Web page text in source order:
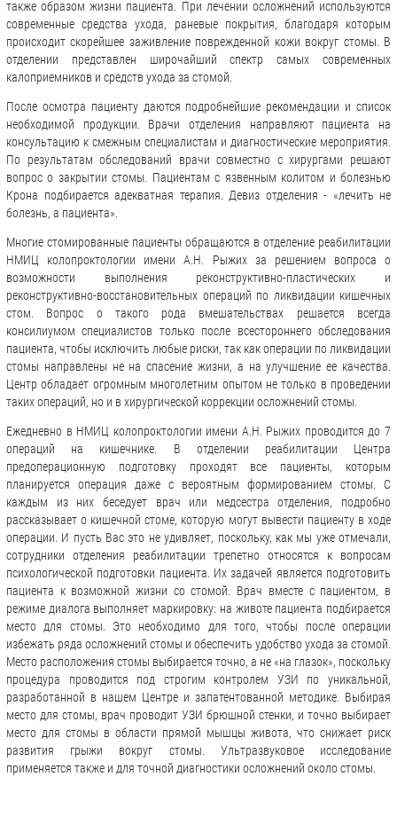
также образом жизни пациента. При лечении осложнений используются
современные средства ухода, раневые покрытия, благодаря которым
происходит скорейшее заживление поврежденной кожи вокруг стомы. В
отделении представлен широчайший спектр самых современных
калоприемников и средств ухода за стомой.
После осмотра пациенту даются подробнейшие рекомендации и список
необходимой продукции. Врачи отделения направляют пациента на
консультацию к смежным специалистам и диагностические мероприятия.
По результатам обследований врачи совместно с хирургами решают
вопрос о закрытии стомы. Пациентам с язвенным колитом и болезнью
Крона подбирается адекватная терапия. Девиз отделения - «лечить не
болезнь, а пациента».
Многие стомированные пациенты обращаются в отделение реабилитации
НМИЦ колопроктологии имени А.Н. Рыжих за решением вопроса о
возможности выполнения реконструктивно-пластических и
реконструктивно-восстановительных операций по ликвидации кишечных
стом. Вопрос о такого рода вмешательствах решается всегда
консилиумом специалистов только после всестороннего обследования
пациента, чтобы исключить любые риски, так как операции по ликвидации
стомы направлены не на спасение жизни, а на улучшение ее качества.
Центр обладает огромным многолетним опытом не только в проведении
таких операций, но и в хирургической коррекции осложнений стомы.
Ежедневно в НМИЦ колопроктологии имени А.Н. Рыжих проводится до 7
операций на кишечнике. В отделении реабилитации Центра
предоперационную подготовку проходят все пациенты, которым
планируется операция даже с вероятным формированием стомы. С
каждым из них беседует врач или медсестра отделения, подробно
рассказывает о кишечной стоме, которую могут вывести пациенту в ходе
операции. И пусть Вас это не удивляет, поскольку, как мы уже отмечали,
сотрудники отделения реабилитации трепетно относятся к вопросам
психологической подготовки пациента. Их задачей является подготовить
пациента к возможной жизни со стомой. Врач вместе с пациентом, в
режиме диалога выполняет маркировку: на животе пациента подбирается
место для стомы. Это необходимо для того, чтобы после операции
избежать ряда осложнений стомы и обеспечить удобство ухода за стомой.
Место расположения стомы выбирается точно, а не «на глазок», поскольку
процедура проводится под строгим контролем УЗИ по уникальной,
разработанной в нашем Центре и запатентованной методике. Выбирая
место для стомы, врач проводит УЗИ брюшной стенки, и точно выбирает
место для стомы в области прямой мышцы живота, что снижает риск
развития грыжи вокруг стомы. Ультразвуковое исследование
применяется также и для точной диагностики осложнений около стомы.